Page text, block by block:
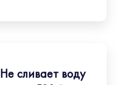
Не сливает воду